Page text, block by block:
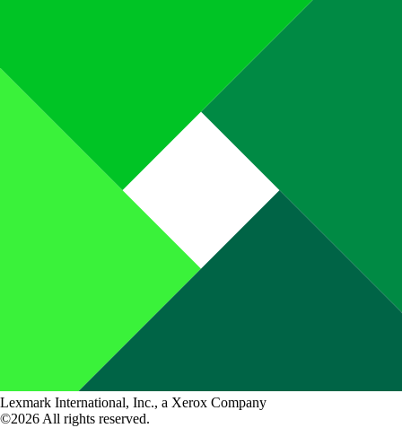
Lexmark International, Inc., a Xerox Company
©2026 All rights reserved.